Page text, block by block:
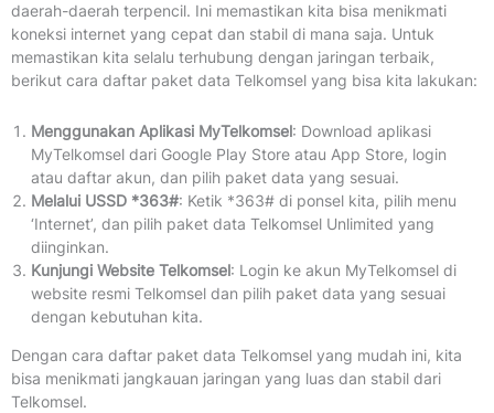
daerah-daerah terpencil. Ini memastikan kita bisa menikmati
koneksi internet yang cepat dan stabil di mana saja. Untuk
memastikan kita selalu terhubung dengan jaringan terbaik,
berikut cara daftar paket data Telkomsel yang bisa kita lakukan:
Menggunakan Aplikasi MyTelkomsel: Download aplikasi
MyTelkomsel dari Google Play Store atau App Store, login
atau daftar akun, dan pilih paket data yang sesuai.
Melalui USSD *363#: Ketik *363# di ponsel kita, pilih menu
‘Internet’, dan pilih paket data Telkomsel Unlimited yang
diinginkan.
Kunjungi Website Telkomsel: Login ke akun MyTelkomsel di
website resmi Telkomsel dan pilih paket data yang sesuai
dengan kebutuhan kita.
Dengan cara daftar paket data Telkomsel yang mudah ini, kita
bisa menikmati jangkauan jaringan yang luas dan stabil dari
Telkomsel.